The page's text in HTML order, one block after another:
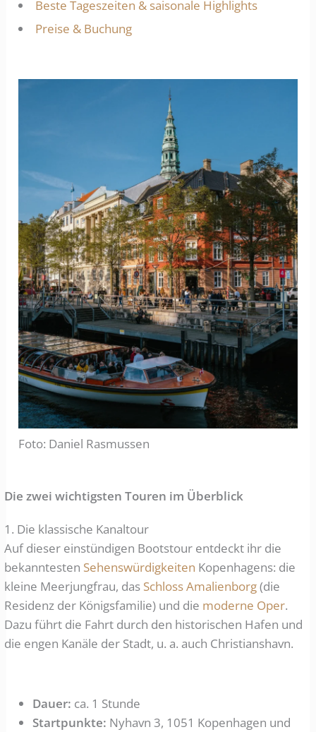
Beste Tageszeiten & saisonale Highlights
Preise & Buchung
Foto: Daniel Rasmussen
Die zwei wichtigsten Touren im Überblick
1. Die klassische Kanaltour
Auf dieser einstündigen Bootstour entdeckt ihr die
bekanntesten Sehenswürdigkeiten Kopenhagens: die
kleine Meerjungfrau, das Schloss Amalienborg(die
Residenz der Königsfamilie) und die moderne Oper.
Dazu führt die Fahrt durch den historischen Hafen und
die engen Kanäle der Stadt, u. a. auch Christianshavn.
Dauer: ca. 1 Stunde
Startpunkte: Nyhavn 3, 1051 Kopenhagen und